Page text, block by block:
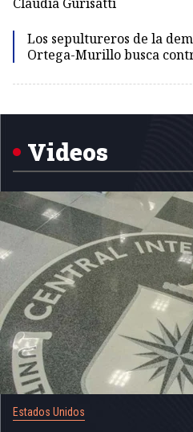
Los sepultureros de la
Ortega-Murillo busca
Videos
Estados Unidos